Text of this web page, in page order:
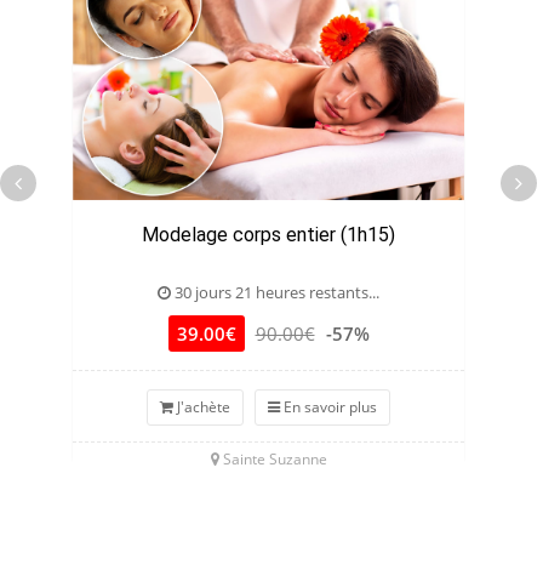
Modelage corps entier (1h15)
30 jours 21 heures restants...
39.00€ 90.00€ -57%
J'achète En savoir plus
Sainte Suzanne